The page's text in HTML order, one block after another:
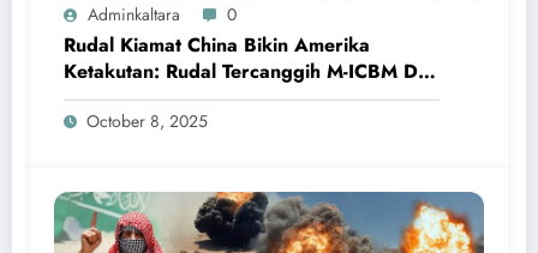
Adminkaltara 0
Rudal Kiamat China Bikin Amerika
Ketakutan: Rudal Tercanggih M-ICBM DF-
5B
October 8, 2025